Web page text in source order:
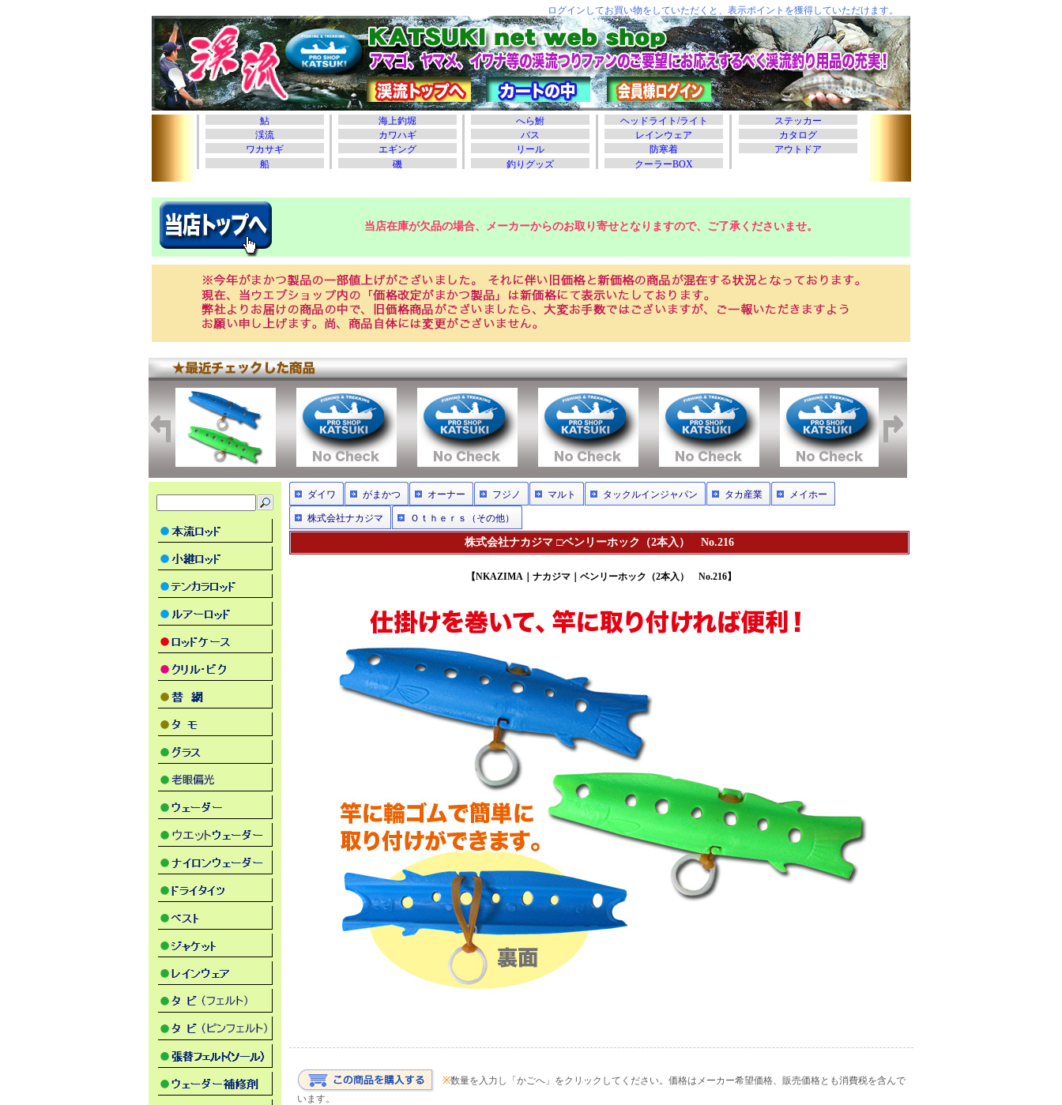
当店在庫が欠品の場合、メーカーからのお取り寄せとなりますので、ご了承くださいませ。
ダイワ がまかつ オーナー フジノ マルト タックルインジャパン タカ産業 メイホー
株式会社ナカジマ Ｏｔｈｅｒｓ（その他）
株式会社ナカジマ □ベンリーホック（2本入） No.216
【NKAZIMA｜ナカジマ｜ベンリーホック（2本入） No.216】
※数量を入力し「かごへ」をクリックしてください。価格はメーカー希望価格、販売価格とも消費税を含んで
います。